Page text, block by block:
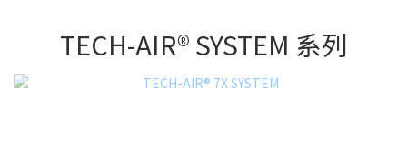
TECH-AIR® SYSTEM 系列